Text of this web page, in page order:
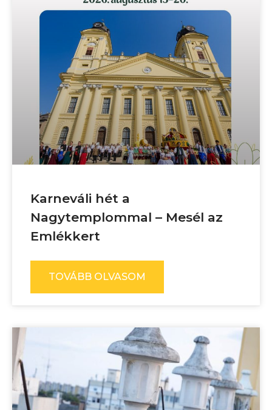
Karneváli hét a
Nagytemplommal – Mesél az
Emlékkert
TOVÁBB OLVASOM